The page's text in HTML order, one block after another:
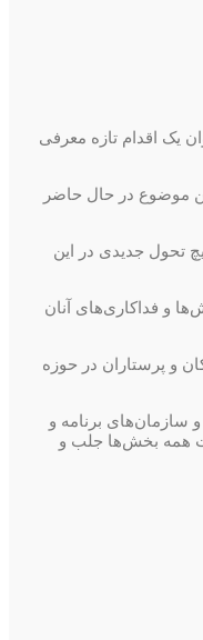
یک اقدام تازه معرفی
افزود: افزایش مبلغ اضافه‌کاری پرستاران اقدام جدیدی نیست و مربوط به سال ۱۴۰۳است و نباید این موضوع در حال حاضر
تحول جدیدی در این
با تلاش‌ها و فداکاری‌های آنان
و پرستاران در حوزه
نیست و سازمان‌های برنامه و
همه بخش‌ها جلب و